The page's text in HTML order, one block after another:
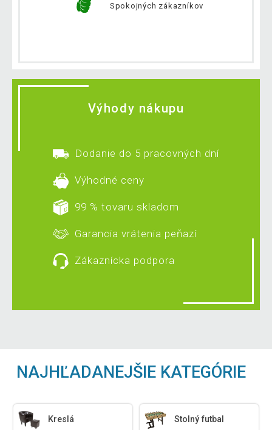
Spokojných zákazníkov
Výhody nákupu
Dodanie do 5 pracovných dní
Výhodné ceny
99 % tovaru skladom
Garancia vrátenia peňazí
Zákaznícka podpora
NAJHĽADANEJŠIE KATEGÓRIE
Kreslá Stolný futbal